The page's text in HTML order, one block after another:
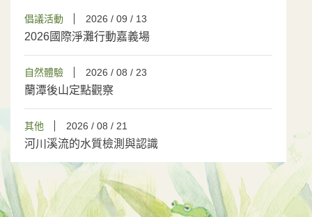
倡議活動 2026 / 09 / 13
2026國際淨灘行動嘉義場
自然體驗 2026 / 08 / 23
蘭潭後山定點觀察
其他 2026 / 08 / 21
河川溪流的水質檢測與認識